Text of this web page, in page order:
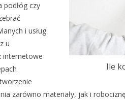
Ile
czy
i usług
u
internetowe
zarówno materiały, jak i